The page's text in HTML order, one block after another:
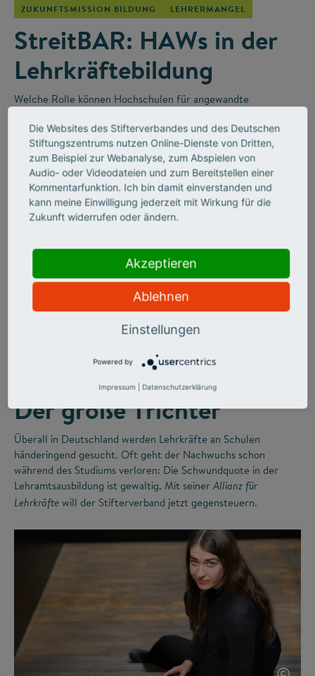
ZUKUNFTSMISSION BILDUNG LEHRERMANGEL
StreitBAR: HAWs in der
Lehrkräftebildung
Welche Rolle können Hochschulen für angewandte
Berufsschulen spielen? Darüber wurde in der „StreitBAR“
einem Online-Diskussionsformat des Stifterverbandes–
leidenschaftlich diskutiert.
Der große Trichter
Überall in Deutschland werden Lehrkräfte an Schulen
händeringend gesucht. Oft geht der Nachwuchs schon
während des Studiums verloren: Die Schwundquote in der
Lehramtsausbildung ist gewaltig. Mit seiner Allianz für
Lehrkräfte will der Stifterverband jetzt gegensteuern.
Die Websites des Stifterverbandes und des Deutschen
Stiftungszentrums nutzen Online-Dienste von Dritten,
zum Beispiel zur Webanalyse, zum Abspielen von
Audio- oder Videodateien und zum Bereitstellen einer
Kommentarfunktion. Ich bin damit einverstanden und
kann meine Einwilligung jederzeit mit Wirkung für die
Zukunft widerrufen oder ändern.
Akzeptieren
Ablehnen
Einstellungen
Powered by
Impressum Datenschutzerklärung